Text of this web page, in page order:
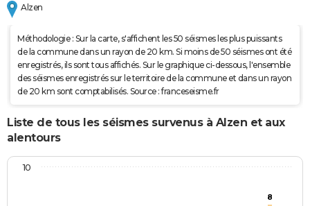
Alzen
Méthodologie : Sur la carte, s'affichent les 50 séismes les plus puissants
de la commune dans un rayon de 20 km. Si moins de 50 séismes ont été
enregistrés, ils sont tous affichés. Sur le graphique ci-dessous, l'ensemble
des séismes enregistrés sur le territoire de la commune et dans un rayon
de 20 km sont comptabilisés. Source : franceseisme.fr
Liste de tous les séismes survenus à Alzen et aux
alentours
8
10